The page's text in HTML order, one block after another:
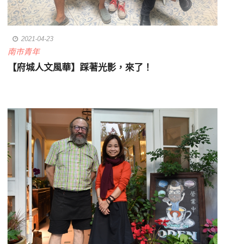
2021-04-23
南市青年
【府城人文風華】踩著光影，來了！